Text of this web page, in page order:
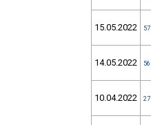
15.05.2022 57
14.05.2022 56
10.04.2022 27